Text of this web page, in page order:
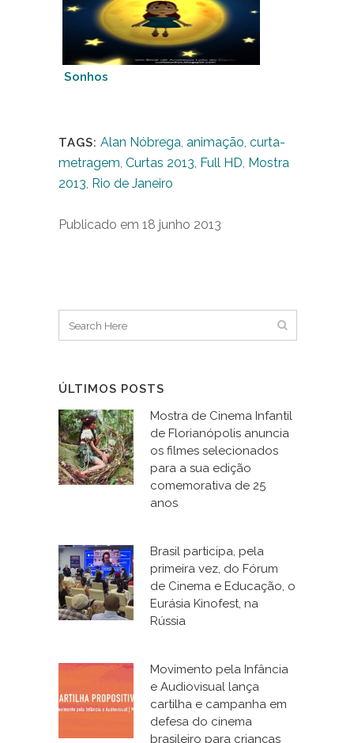
Sonhos
TAGS: Alan Nóbrega, animação, curta-
metragem, Curtas 2013, Full HD, Mostra
2013, Rio de Janeiro
Publicado em 18 junho 2013
ÚLTIMOS POSTS
Mostra de Cinema Infantil
de Florianópolis anuncia
os filmes selecionados
para a sua edição
comemorativa de 25
anos
Brasil participa, pela
primeira vez, do Fórum
de Cinema e Educação, o
Eurásia Kinofest, na
Rússia
Movimento pela Infância
e Audiovisual lança
cartilha e campanha em
defesa do cinema
brasileiro para crianças